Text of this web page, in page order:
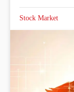
Stock Market